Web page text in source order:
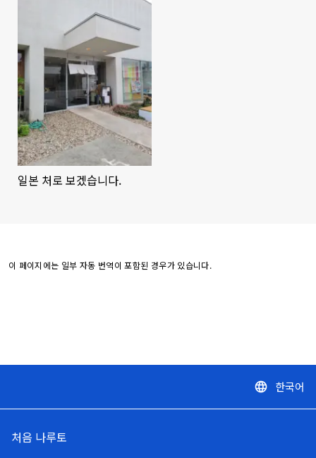
일본 처로 보겠습니다.
이 페이지에는 일부 자동 번역이 포함된 경우가 있습니다.
language 한국어
처음 나루토